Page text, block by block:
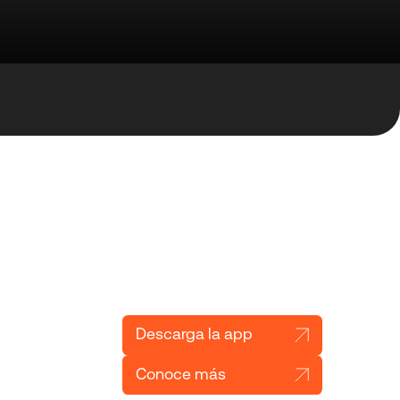
Descarga la app
Conoce más